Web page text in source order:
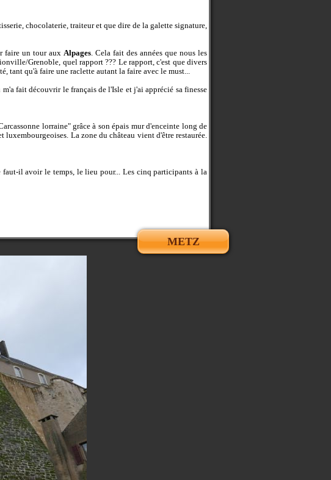
METZ
chocolaterie, traiteur et que dire de la galette signature,
faire un tour aux Alpages. Cela fait des années que nous les
Grenoble, quel rapport ??? Le rapport, c'est que divers
tant qu'à faire une raclette autant la faire avec le must...
fait découvrir le français de l'Isle et j'ai apprécié sa finesse
lorraine" grâce à son épais mur d'enceinte long de
luxembourgeoises. La zone du château vient d'être restaurée.
il avoir le temps, le lieu pour... Les cinq participants à la